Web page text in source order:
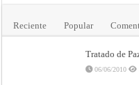
Reciente Popular
Tratado de
06/06/2010